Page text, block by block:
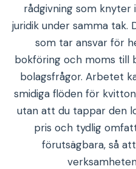
rådgivning som knyter
juridik under samma tak.
som tar ansvar för
bokföring och moms till
bolagsfrågor. Arbetet
smidiga flöden för
utan att du tappar den
pris och tydlig
förutsägbara, så